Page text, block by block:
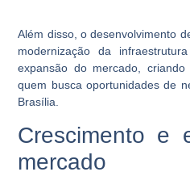
Além disso, o desenvolvimento
modernização da
expansão do mercado,
quem busca oportunidades de
Brasília.
Crescimento e
mercado